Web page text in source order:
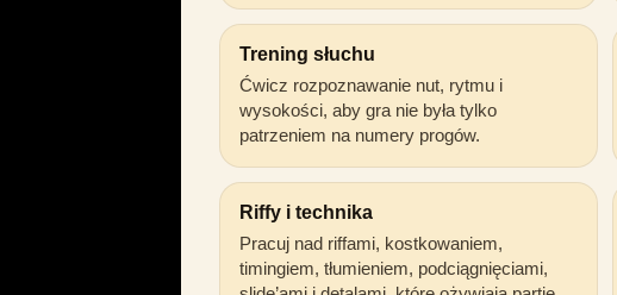
Trening słuchu
Ćwicz rozpoznawanie nut, rytmu i
wysokości, aby gra nie była tylko
patrzeniem na numery progów.
Riffy i technika
Pracuj nad riffami, kostkowaniem,
timingiem, tłumieniem, podciągnięciami,